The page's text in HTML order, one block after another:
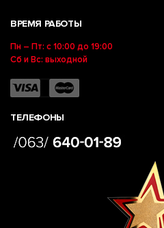
ВРЕМЯ РАБОТЫ
Пн – Пт: с 10:00 до 19:00
Сб и Вс: выходной
ТЕЛЕФОНЫ